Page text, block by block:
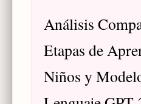
Análisis
Etapas de
Niños y